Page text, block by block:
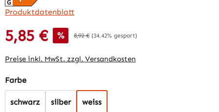
Produktdatenblatt
Verkaufspreis:
5,85 € % Regulärer Preis:
8,92 € (34.42% gespart)
Preise inkl. MwSt. zzgl. Versandkosten
Farbeauswählen
schwarz silber weiss